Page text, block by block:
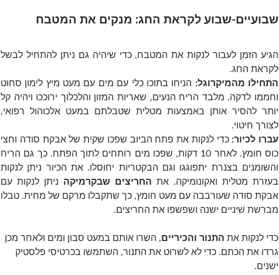
שבועיים-שבוע לקראת החג: מנקים את המטבח
הגיע הזמן לעבור לנקות את המטבח, כדי שיהיה גם ניתן להתחיל לבשל
לקראת החג.
התחילו מהמיקרוגל: הניחו בתוכו כלי עם מים עם מעט מיץ לימון סחוט
וחממו לדקה. מלבד הריח הנעים, שאריות המזון והלכלוך ירוככו ויהיה קל
יותר להסיר אותן באמצעות מטלית שטבלתם במעט אלכוהול רפואי,
לצורך חיטוי.
עברו לכיור: כדי לנקות את פתח הביוב שפכו שקית של אבקת סודה וחצי
כוס חומץ. לאחר 10 דקות, שפכו מים רותחים לתוך הפתח. כך גם הריח
והשומנים בצנרת יתפוגגו וגם הבקטריות יחוסלו. את הכיור ניתן לנקות
בעזרת מטלית ואקונומיקה. את החריצים שבקרמיקה ניתן לנקות עם
אבקת סודה שעורבבה עם מעט חומץ, כך שתקבלו מרקם של מחית. טבלו
מברשת שיניים ישנה ושפשפו את החריצים.
כדי לנקות את התנור והכיריים, השרו אותם במעט סבון ומים ולאחר מכן
גרדו את הכתם. כדי לא לשרוט את התנור, השתמשו בכרטיסי פלסטיק
ישנים.